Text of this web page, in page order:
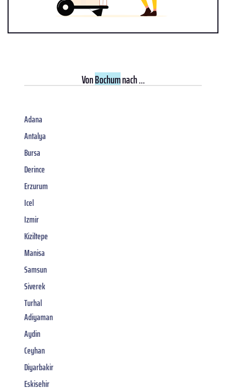
VonBochumnach ...
Adana
Antalya
Bursa
Derince
Erzurum
Icel
Izmir
Kiziltepe
Manisa
Samsun
Siverek
Turhal
Adiyaman
Aydin
Ceyhan
Diyarbakir
Eskisehir